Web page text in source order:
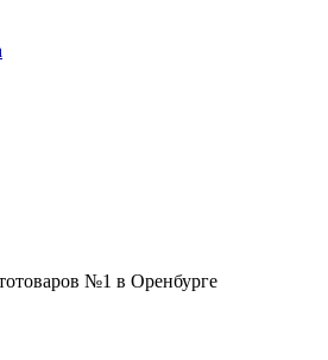
№1 в Оренбурге